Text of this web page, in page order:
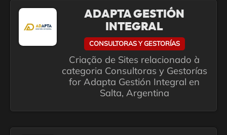
ADAPTA GESTIÓN
INTEGRAL
CONSULTORAS Y GESTORÍAS
Criação de Sites relacionado à
categoria Consultoras y Gestorías
for Adapta Gestión Integral en
Salta, Argentina